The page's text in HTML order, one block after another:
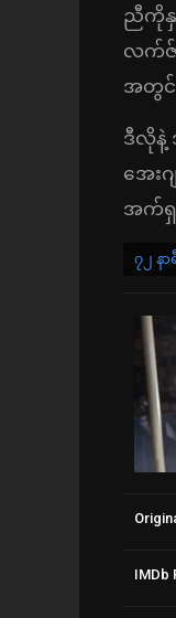
ညီကိုနှ
လက်ဇ်
အတွင်
ဒီလိုနဲ့
အေး
အက်ရှ
၇၂ နာ
IMDb